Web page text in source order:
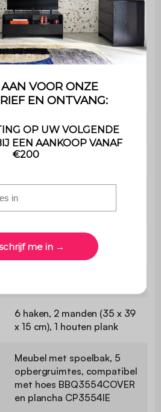
Ja / L 61,5 x B 16,5 cm
Nee
88 cm
Ja / L 66 x B 46 x H 15 cm
Nee
Ja
6 haken, 2 manden (35 x 39
x 15 cm), 1 houten plank
Meubel met spoelbak, 5
opbergruimtes, compatibel
met hoes BBQ3554COVER
en plancha CP3554IE